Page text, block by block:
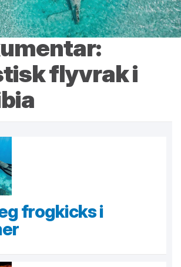
flyvrak i
frogkicks i